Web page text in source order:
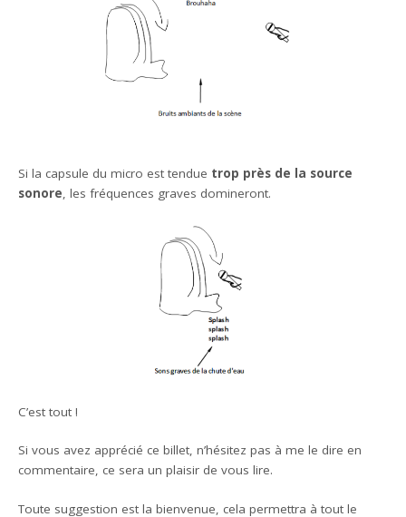
Si la capsule du micro est tendue trop près de la source
sonore, les fréquences graves domineront.
C’est tout !
Si vous avez apprécié ce billet, n’hésitez pas à me le dire en
commentaire, ce sera un plaisir de vous lire.
Toute suggestion est la bienvenue, cela permettra à tout le